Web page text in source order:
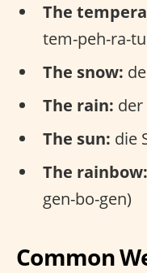
The
tem-peh-ra-
The snow:
The rain: der
The sun: die
The rainbow:
gen-bo-gen)
Common